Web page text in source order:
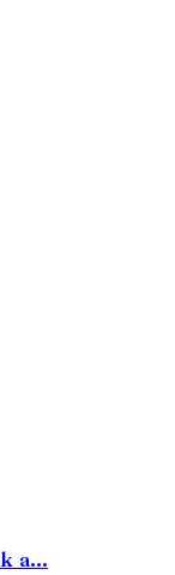
a...